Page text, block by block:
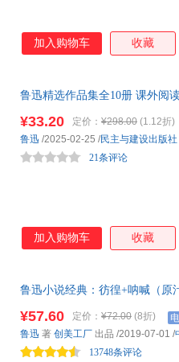
加入购物车 收藏
鲁迅精选作品集全10册 课外阅
¥33.20 定价： ¥298.00 (1.12折)
21条评论
鲁迅 /2025-02-25 /民主与建设出版社
加入购物车 收藏
鲁迅小说经典：彷徨+呐喊（原
小说的精髓，狂人日记、阿Q
¥57.60 定价： ¥72.00 (8折)
13748条评论
鲁迅 著 创美工厂 出品 /2019-07-01 /